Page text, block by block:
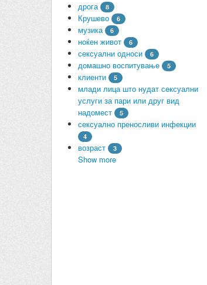
дрога
8
Крушево 6
музика 6
ноќен живот 6
сексуални односи 6
домашно воспитување 5
клиенти 5
млади лица што нудат сексуални
услуги за пари или друг вид
надомест
5
сексуално преносливи инфекции
4
возраст 3
Show more